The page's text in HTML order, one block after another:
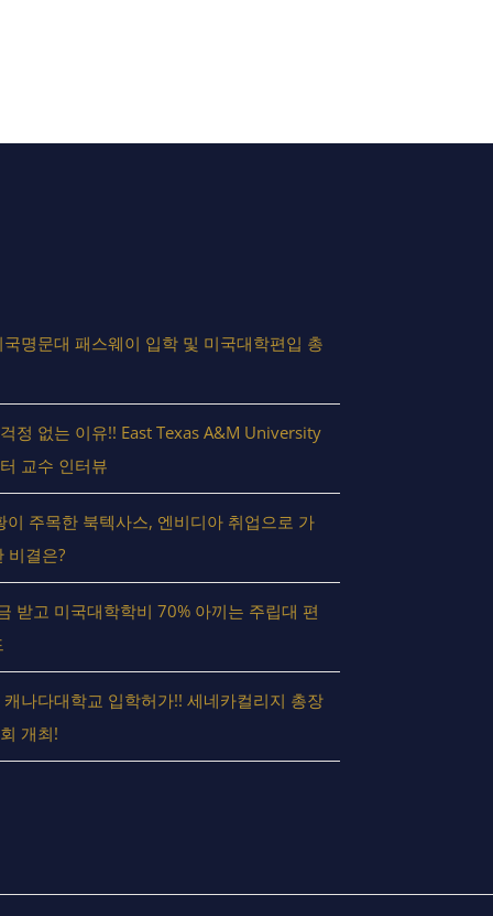
명문대 패스웨이 입학 및 미국대학편입 총
정 없는 이유!! East Texas A&M University
교수 인터뷰
이 주목한 북텍사스, 엔비디아 취업으로 가
비결은?
받고 미국대학학비 70% 아끼는 주립대 편
나다대학교 입학허가!! 세네카컬리지 총장
개최!